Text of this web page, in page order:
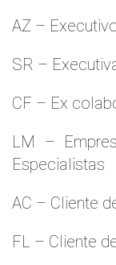
AZ –
SR –
CF – Ex
LM –
Especialistas
AC – Cliente
FL – Cliente